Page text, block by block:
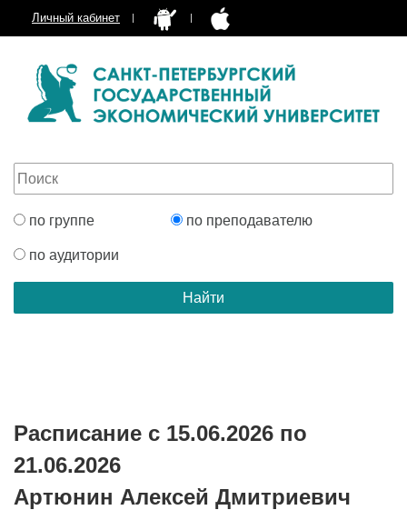
Личный кабинет
по группе по преподавателю
по аудитории
Расписание с 15.06.2026 по
21.06.2026
Артюнин Алексей Дмитриевич